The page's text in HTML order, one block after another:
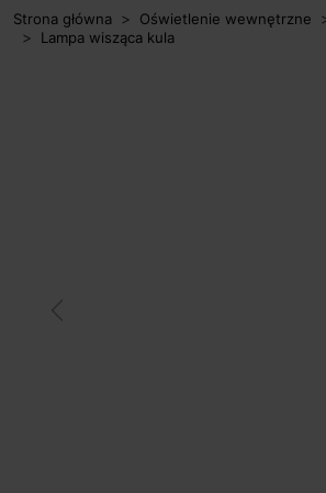
Strona główna Oświetlenie wewnętrzne
Lampa wisząca kula